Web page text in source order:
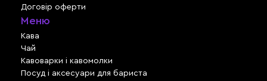
Договір оферти
Меню
Кава
Чай
Кавоварки і кавомолки
Посуд і аксесуари для бариста